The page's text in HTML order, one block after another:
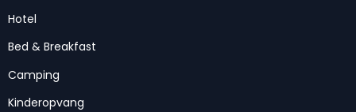
Hotel
Bed & Breakfast
Camping
Kinderopvang